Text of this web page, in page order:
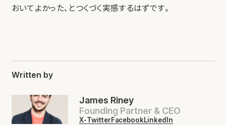
おいてよかった、とつくづく実感するはずです。
Written by
James Riney
Founding Partner & CEO
X-TwitterFacebookLinkedIn